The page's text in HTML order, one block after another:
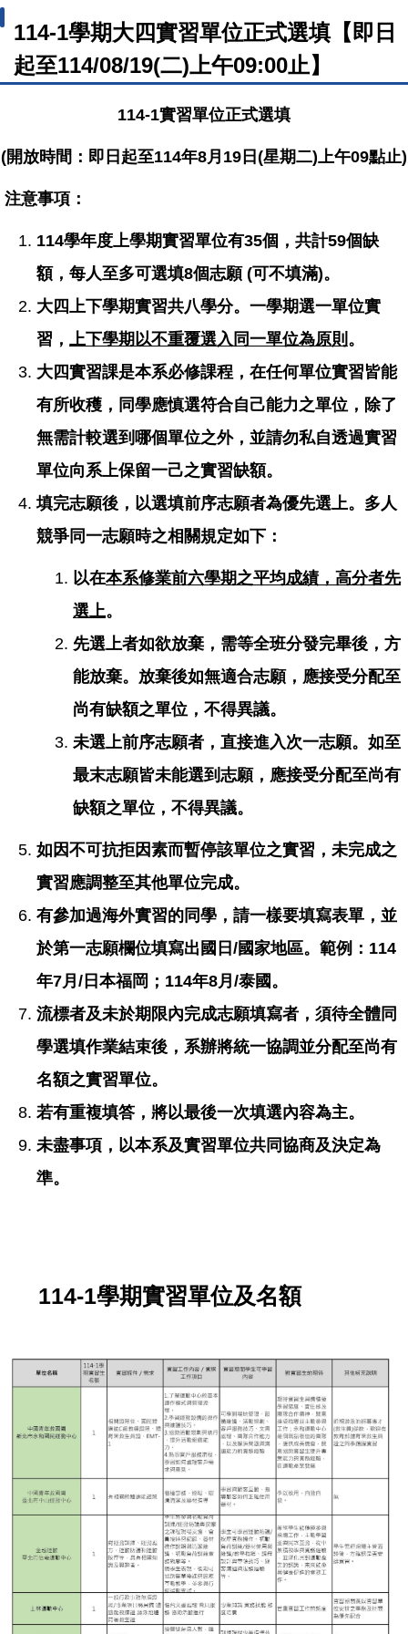
114-1學期大四實習單位正式選填【即日
起至114/08/19(二)上午09:00止】
114-1實習單位正式選填
(開放時間：即日起至114年8月19日(星期二)上午09點止)
注意事項：
114學年度上學期實習單位有35個，共計59個缺
額，每人至多可選填8個志願 (可不填滿)。
大四上下學期實習共八學分。一學期選一單位實
習， 上下學期以不重覆選入同一單位為原則 。
大四實習課是本系必修課程，在任何單位實習皆能
有所收穫，同學應慎選符合自己能力之單位，除了
無需計較選到哪個單位之外，並請勿私自透過實習
單位向系上保留一己之實習缺額。
填完志願後，以選填前序志願者為優先選上。多人
競爭同一志願時之相關規定如下：
以在本系修業前六學期之平均成績，高分者先
選上。
先選上者如欲放棄，需等全班分發完畢後，方
能放棄。放棄後如無適合志願，應接受分配至
尚有缺額之單位，不得異議。
未選上前序志願者，直接進入次一志願。如至
最末志願皆未能選到志願，應接受分配至尚有
缺額之單位，不得異議。
如因不可抗拒因素而暫停該單位之實習，未完成之
實習應調整至其他單位完成。
有參加過海外實習的同學，請一樣要填寫表單，並
於第一志願欄位填寫出國日 /國家地區。範例：114
年7月/日本福岡；114年8月/泰國。
流標者及未於期限內完成志願填寫者，須待全體同
學選填作業結束後，系辦將統一協調並分配至尚有
名額之實習單位。
若有重複填答，將以最後一次填選內容為主。
未盡事項，以本系及實習單位共同協商及決定為
準。
114-1學期實習單位及名額